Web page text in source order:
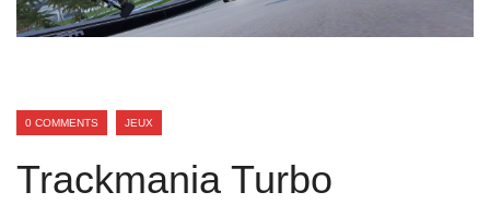
0 COMMENTS JEUX
Trackmania Turbo